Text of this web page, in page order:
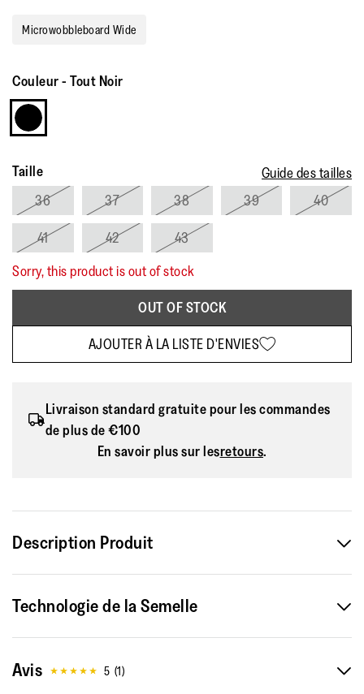
Microwobbleboard Wide
Couleur- Tout Noir
Taille
Guide des tailles
36
37 38 39 40
41 42
43
Sorry, this product is out of stock
OUT OF STOCK
AJOUTER À LA LISTE D'ENVIES
Livraison standard gratuite pour les commandes
de plus de €100
En savoir plus sur lesretours.
Description Produit
chaussure de travail la plus confortable au monde, notre
confort absolu grâce à son design ergonomique.
Technologie de la Semelle
Avis 5 (1)